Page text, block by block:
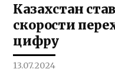
Казахстан
скорости
цифру
13.07.2024